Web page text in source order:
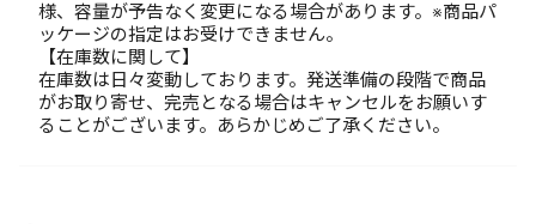
様、容量が予告なく変更になる場合があります。※商品パ
ッケージの指定はお受けできません。
【在庫数に関して】
在庫数は日々変動しております。発送準備の段階で商品
がお取り寄せ、完売となる場合はキャンセルをお願いす
ることがございます。あらかじめご了承ください。